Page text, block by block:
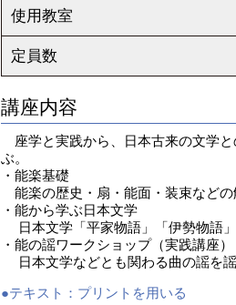
使用教室
定員数
講座内容
座学と実践から、日本古来の文学
ぶ。
・能楽基礎
能楽の歴史・扇・能面・装束などの
・能から学ぶ日本文学
日本文学「平家物語」「伊勢物語
・能の謡ワークショップ（実践講座）
日本文学などとも関わる曲の謡を
●テキスト： プリントを用いる